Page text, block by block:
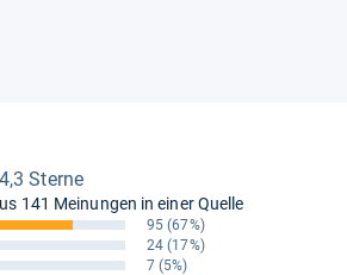
4,3 Sterne
141 Meinungen in einer Quelle
95 (67%)
24 (17%)
7 (5%)